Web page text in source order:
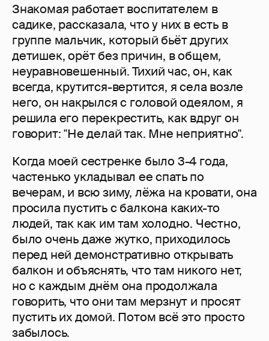
Знакомая работает воспитателем в
садике, рассказала, что у них в есть в
группе мальчик, который бьёт других
детишек, орёт без причин, в общем,
неуравновешенный. Тихий час, он, как
всегда, крутится-вертится, я села возле
него, он накрылся с головой одеялом, я
решила его перекрестить, как вдруг он
говорит: "Не делай так. Мне неприятно".
Когда моей сестренке было 3-4 года,
частенько укладывал ее спать по
вечерам, и всю зиму, лёжа на кровати, она
просила пустить с балкона каких-то
людей, так как им там холодно. Честно,
было очень даже жутко, приходилось
перед ней демонстративно открывать
балкон и объяснять, что там никого нет,
но с каждым днём она продолжала
говорить, что они там мерзнут и просят
пустить их домой. Потом всё это просто
забылось.